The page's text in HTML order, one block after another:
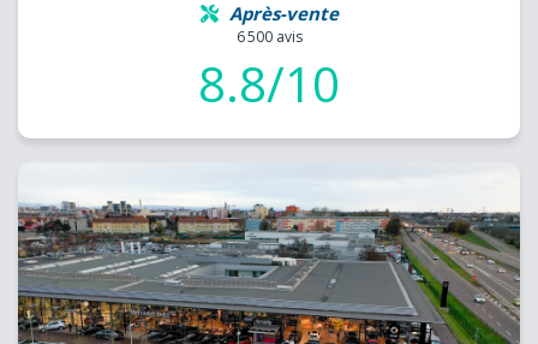
Après-vente
6 500 avis
8.8/10